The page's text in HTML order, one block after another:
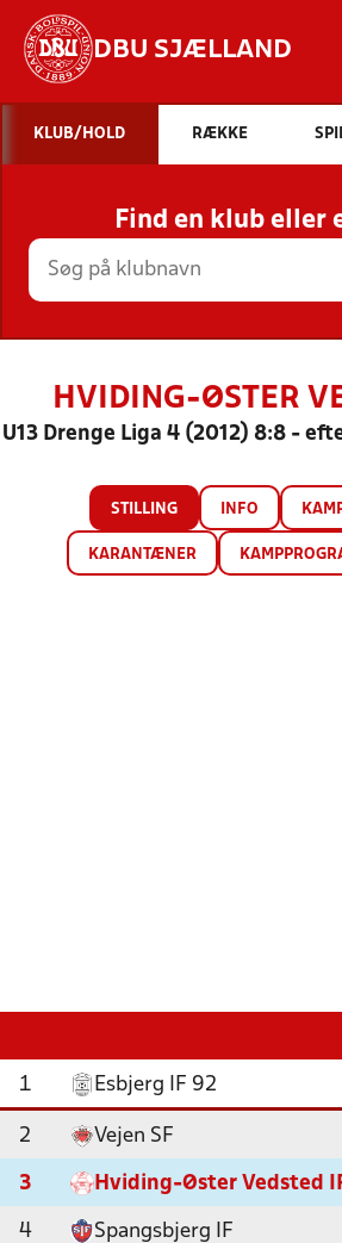
DBU SJÆLLAND
STILLINGER, RESULTATER,
HOLD
KLUB/HOLD RÆKKE
Find en klub eller
HVIDING-ØSTER
U13 Drenge Liga 4 (2012) 8:8 -
STILLING INFO
KARANTÆNER
1 Esbjerg IF 92
2 Vejen SF
3 Hviding-Øster Vedsted
4 Spangsbjerg IF